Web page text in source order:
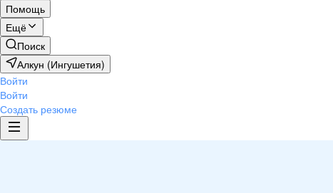
Помощь
Ещё
Поиск
Алкун (Ингушетия)
Войти
Войти
Создать резюме